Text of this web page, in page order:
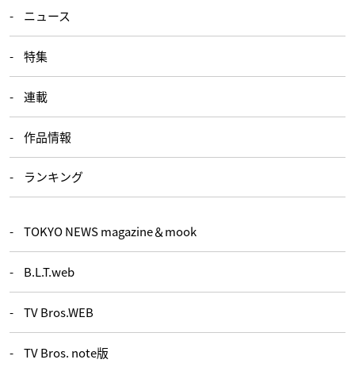
ニュース
特集
連載
作品情報
ランキング
TOKYO NEWS magazine＆mook
B.L.T.web
TV Bros.WEB
TV Bros. note版